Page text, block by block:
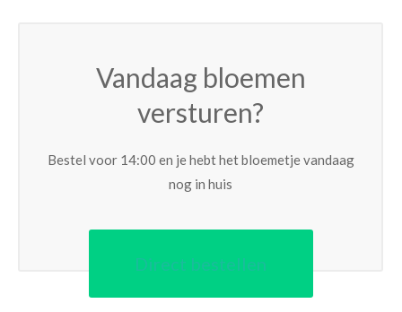
Vandaag bloemen
versturen?
Bestel voor 14:00 en je hebt het bloemetje vandaag
nog in huis
Direct bestellen